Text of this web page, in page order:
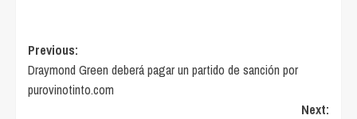
Post
navigation
Previous:
Draymond Green deberá pagar un partido de sanción por
purovinotinto.com
Next: